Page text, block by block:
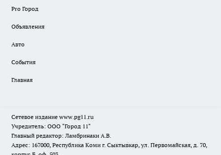
Pro Город
Объявления
Авто
События
Главная
Сетевое издание www.pg11.ru
Учредитель: ООО "Город 11"
Главный редактор: Ламбринаки А.В.
Адрес: 167000, Республика Коми г. Сыктывкар, ул. Первомайская, д. 70,